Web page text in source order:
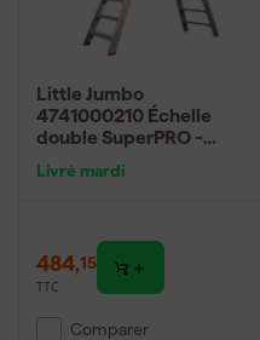
Little Jumbo
4741000210 Échelle
double SuperPRO -
marches - hauteur de
Livré mardi
484,15
TTC
Comparer